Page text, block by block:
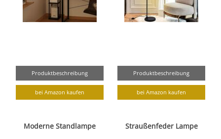
Produktbeschreibung
bei Amazon kaufen
Produktbeschreibung
bei Amazon kaufen
Moderne Standlampe Straußenfeder Lampe